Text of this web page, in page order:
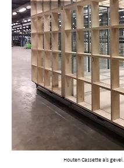
Houten Cassette als gevel.